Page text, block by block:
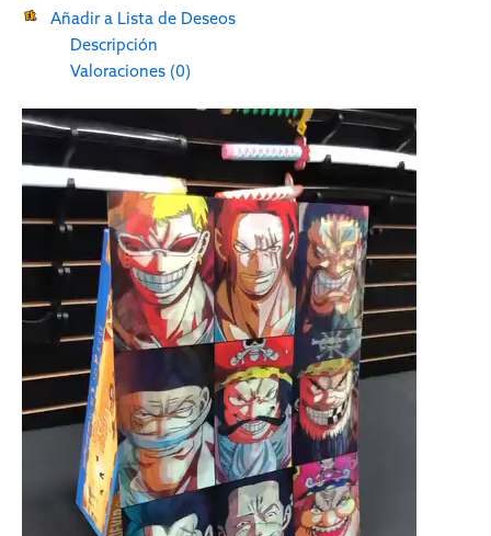
Añadir a Lista de Deseos
Descripción
Valoraciones (0)